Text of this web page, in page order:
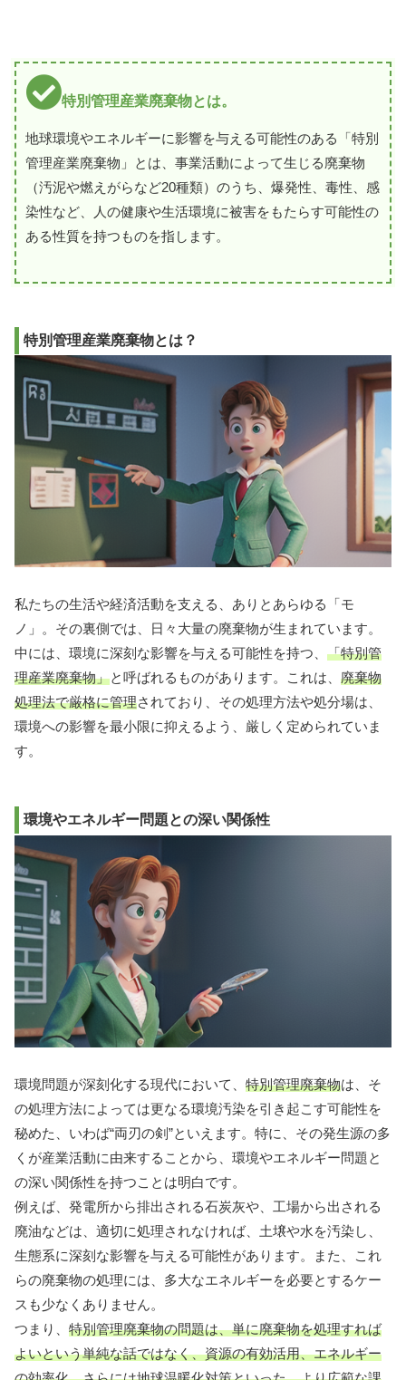
特別管理産業廃棄物とは。
地球環境やエネルギーに影響を与える可能性のある「特別
管理産業廃棄物」とは、事業活動によって生じる廃棄物
（汚泥や燃えがらなど20種類）のうち、爆発性、毒性、感
染性など、人の健康や生活環境に被害をもたらす可能性の
ある性質を持つものを指します。
特別管理産業廃棄物とは？
私たちの生活や経済活動を支える、ありとあらゆる「モ
ノ」。その裏側では、日々大量の廃棄物が生まれています。
中には、環境に深刻な影響を与える可能性を持つ、 「特別管
理産業廃棄物」と呼ばれるものがあります。これは、 廃棄物
処理法で厳格に管理されており、その処理方法や処分場は、
環境への影響を最小限に抑えるよう、厳しく定められていま
す。
環境やエネルギー問題との深い関係性
環境問題が深刻化する現代において、 特別管理廃棄物は、そ
の処理方法によっては更なる環境汚染を引き起こす可能性を
秘めた、いわば“両刃の剣”といえます。特に、その発生源の多
くが産業活動に由来することから、環境やエネルギー問題と
の深い関係性を持つことは明白です。
例えば、発電所から排出される石炭灰や、工場から出される
廃油などは、適切に処理されなければ、土壌や水を汚染し、
生態系に深刻な影響を与える可能性があります。また、これ
らの廃棄物の処理には、多大なエネルギーを必要とするケー
スも少なくありません。
つまり、 特別管理廃棄物の問題は、単に廃棄物を処理すれば
よいという単純な話ではなく、資源の有効活用、エネルギー